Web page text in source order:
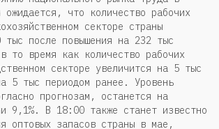
что количество рабочих
секторе страны
тыс после повышения на 232 тыс
то время как количество рабочих
секторе увеличится на 5 тыс
5 тыс периодом ранее. Уровень
прогнозам, останется на
9,1%. В 18:00 также станет известно
оптовых запасов страны в мае,